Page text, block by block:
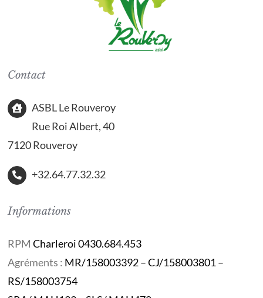
Contact
ASBL Le Rouveroy
Rue Roi Albert, 40
7120 Rouveroy
+32.64.77.32.32
Informations
RPM Charleroi 0430.684.453
Agréments : MR/158003392 – CJ/158003801 –
RS/158003754